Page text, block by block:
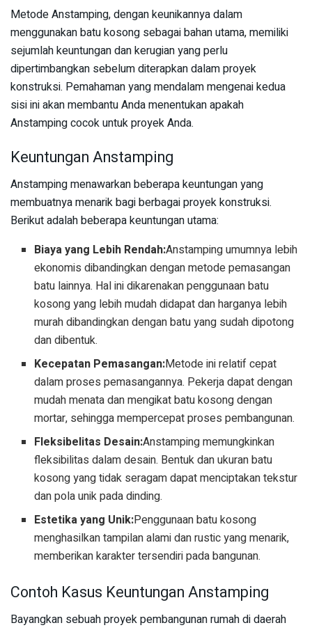
Metode Anstamping, dengan keunikannya dalam
menggunakan batu kosong sebagai bahan utama, memiliki
sejumlah keuntungan dan kerugian yang perlu
dipertimbangkan sebelum diterapkan dalam proyek
konstruksi. Pemahaman yang mendalam mengenai kedua
sisi ini akan membantu Anda menentukan apakah
Anstamping cocok untuk proyek Anda.
Keuntungan Anstamping
Anstamping menawarkan beberapa keuntungan yang
membuatnya menarik bagi berbagai proyek konstruksi.
Berikut adalah beberapa keuntungan utama:
Biaya yang Lebih Rendah:Anstamping umumnya lebih
ekonomis dibandingkan dengan metode pemasangan
batu lainnya. Hal ini dikarenakan penggunaan batu
kosong yang lebih mudah didapat dan harganya lebih
murah dibandingkan dengan batu yang sudah dipotong
dan dibentuk.
Kecepatan Pemasangan:Metode ini relatif cepat
dalam proses pemasangannya. Pekerja dapat dengan
mudah menata dan mengikat batu kosong dengan
mortar, sehingga mempercepat proses pembangunan.
Fleksibelitas Desain:Anstamping memungkinkan
fleksibilitas dalam desain. Bentuk dan ukuran batu
kosong yang tidak seragam dapat menciptakan tekstur
dan pola unik pada dinding.
Estetika yang Unik:Penggunaan batu kosong
menghasilkan tampilan alami dan rustic yang menarik,
memberikan karakter tersendiri pada bangunan.
Contoh Kasus Keuntungan Anstamping
Bayangkan sebuah proyek pembangunan rumah di daerah